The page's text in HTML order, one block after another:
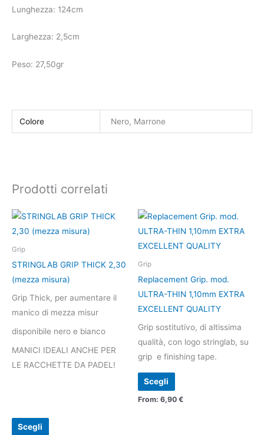
Lunghezza: 124cm
Larghezza: 2,5cm
Peso: 27,50gr
Colore Nero, Marrone
Prodotti correlati
Grip
STRINGLAB GRIP THICK 2,30
(mezza misura)
Grip Thick, per aumentare il
manico di mezza misur
disponibile nero e bianco
MANICI IDEALI ANCHE PER
LE RACCHETTE DA PADEL!
Scegli
Questo
prodotto
più
varianti.
opzioni
essere
scelte
nella
Grip
Replacement Grip. mod.
ULTRA-THIN 1,10mm EXTRA
EXCELLENT QUALITY
Grip sostitutivo, di altissima
qualità, con logo stringlab, su
grip e finishing tape.
Scegli
Questo
prodotto
ha
varianti.
Le
opzioni
essere
scelte
nella
del
From: 6,90 €